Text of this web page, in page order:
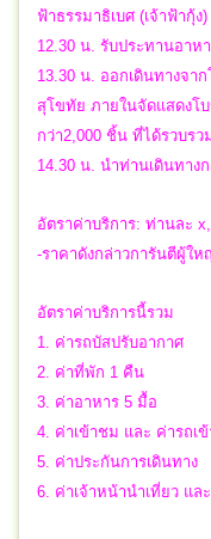
ฟ้าธรรมาธิเบศ (เจ้าฟ้ากุ้
12.30 น. รับประทานอาห
13.30 น. ออกเดินทางจ
สุโขทัย ภายในจัดแสดงโ
กว่า2,000 ชิ้น ที่ได้รวบรว
14.30 น. นำท่านเดินทาง
อัตราค่าบริการ: ท่านละ
-ราคาดังกล่าวการันตีผู้ใ
อัตราค่าบริการนี้รวม
1. ค่ารถบัสปรับอากาศ
2. ค่าที่พัก 1 คืน
3. ค่าอาหาร 5 มื้อ
4. ค่าเข้าชม และ ค่ารถเ
5. ค่าประกันการเดินทาง
6. ค่าเจ้าหน้านำเที่ยว แล